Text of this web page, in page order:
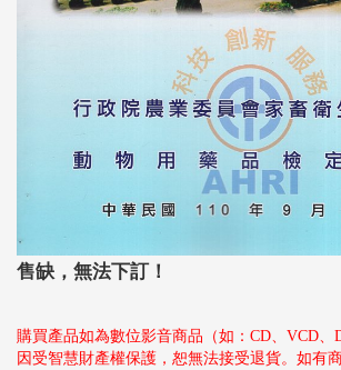
售缺，無法下訂！
購買產品如為數位影音商品（如：CD、VCD、
因受智慧財產權保護，恕無法接受退貨。如有